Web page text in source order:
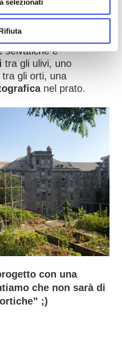
selezionati
saranno animate da
selvatiche e
tra gli ulivi, uno
tra gli orti, una
nel prato.
con una
che non sarà di
;)